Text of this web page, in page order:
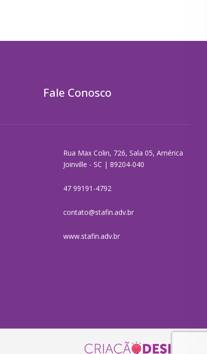
Fale Conosco
Rua Max Colin, 726, Sala 05, América
Joinville - SC | 89204-040
47 99191-4792
contato@stafin.adv.br
www.stafin.adv.br